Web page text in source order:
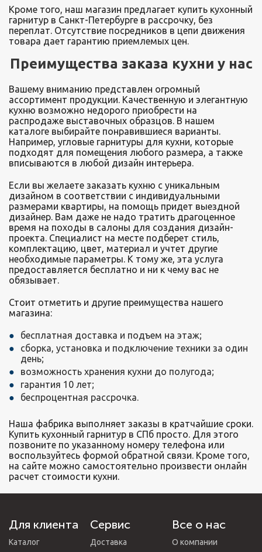
Кроме того, наш магазин предлагает купить кухонный
гарнитур в Санкт-Петербурге в рассрочку, без
переплат. Отсутствие посредников в цепи движения
товара дает гарантию приемлемых цен.
Преимущества заказа кухни у нас
Вашему вниманию представлен огромный
ассортимент продукции. Качественную и элегантную
кухню возможно недорого приобрести на
распродаже выставочных образцов. В нашем
каталоге выбирайте понравившиеся варианты.
Например, угловые гарнитуры для кухни, которые
подходят для помещения любого размера, а также
вписываются в любой дизайн интерьера.
Если вы желаете заказать кухню с уникальным
дизайном в соответствии с индивидуальными
размерами квартиры, на помощь придет выездной
дизайнер. Вам даже не надо тратить драгоценное
время на походы в салоны для создания дизайн-
проекта. Специалист на месте подберет стиль,
комплектацию, цвет, материал и учтет другие
необходимые параметры. К тому же, эта услуга
предоставляется бесплатно и ни к чему вас не
обязывает.
Стоит отметить и другие преимущества нашего
магазина:
бесплатная доставка и подъем на этаж;
сборка, установка и подключение техники за один
день;
возможность хранения кухни до полугода;
гарантия 10 лет;
беспроцентная рассрочка.
Наша фабрика выполняет заказы в кратчайшие сроки.
Купить кухонный гарнитур в СПб просто. Для этого
позвоните по указанному номеру телефона или
воспользуйтесь формой обратной связи. Кроме того,
на сайте можно самостоятельно произвести онлайн
расчет стоимости кухни.
Для клиента
Каталог
Сервис
Доставка
Все о нас
О компании